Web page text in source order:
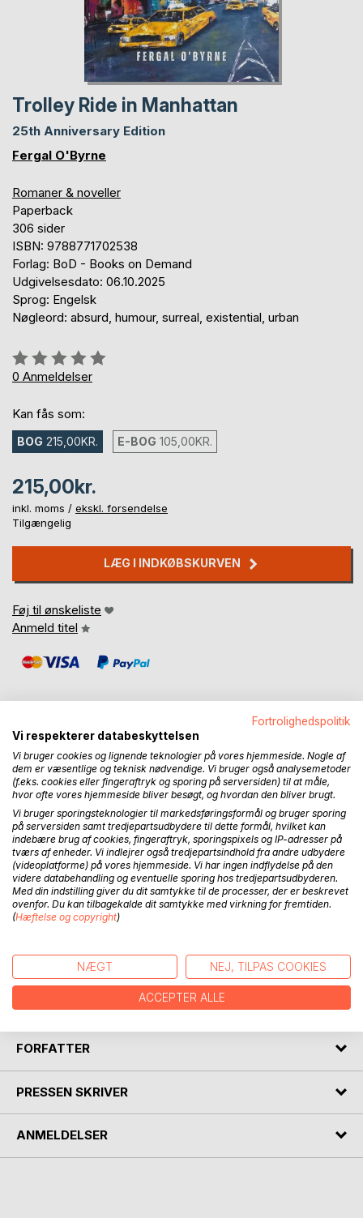
Trolley Ride in Manhattan
25th Anniversary Edition
Fergal O'Byrne
Romaner & noveller
Paperback
306 sider
ISBN: 9788771702538
Forlag: BoD - Books on Demand
Udgivelsesdato: 06.10.2025
Sprog: Engelsk
Nøgleord: absurd, humour, surreal, existential, urban
Anmeldelse::
0%
0 Anmeldelser
Kan fås som:
BOG 215,00KR. E-BOG 105,00KR.
215,00kr.
inkl. moms / ekskl. forsendelse
Tilgængelig
LÆG I INDKØBSKURVEN
Føj til ønskeliste
Anmeld titel
BESKRIVELSE
Three shots ring out on a cold Manhattan night. Minutes
later Shem, a young Irishman, lies strapped to an
ambulance trolley, his laptop by his side.
Badumphff!
Thanks to a pothole en route to the hospital the ambulance
doors fly open and Shem and his trolley are catapulted out
onto Fifth Avenue. Thus begins an epic trip through the
streets of New York to riddle the meaning of life.
This novel was written 25 years ago. It was considered
absurd, crazy, surreal and a bit ahead of its time. So, after
25 years it made perfect sense to bring it back to a world
that is absurd, crazy and surreal.
FORFATTER
PRESSEN SKRIVER
ANMELDELSER
Fortrolighedspolitik
Vi respekterer databeskyttelsen
Vi bruger cookies og lignende teknologier på vores hjemmeside. Nogle af
dem er væsentlige og teknisk nødvendige. Vi bruger også analysemetoder
(f.eks. cookies eller fingeraftryk og sporing på serversiden) til at måle,
hvor ofte vores hjemmeside bliver besøgt, og hvordan den bliver brugt.
Vi bruger sporingsteknologier til markedsføringsformål og bruger sporing
på serversiden samt tredjepartsudbydere til dette formål, hvilket kan
indebære brug af cookies, fingeraftryk, sporingspixels og IP-adresser på
tværs af enheder. Vi indlejrer også tredjepartsindhold fra andre udbydere
(videoplatforme) på vores hjemmeside. Vi har ingen indflydelse på den
videre databehandling og eventuelle sporing hos tredjepartsudbyderen.
Med din indstilling giver du dit samtykke til de processer, der er beskrevet
ovenfor. Du kan tilbagekalde dit samtykke med virkning for fremtiden.
(Hæftelse og copyright)
NÆGT NEJ, TILPAS COOKIES
ACCEPTER ALLE